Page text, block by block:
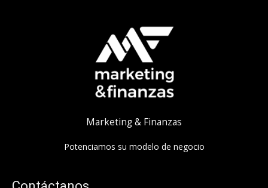
Marketing & Finanzas
Potenciamos su modelo de negocio